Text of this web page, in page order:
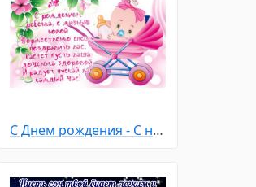
С Днем рождения - С новорожденным